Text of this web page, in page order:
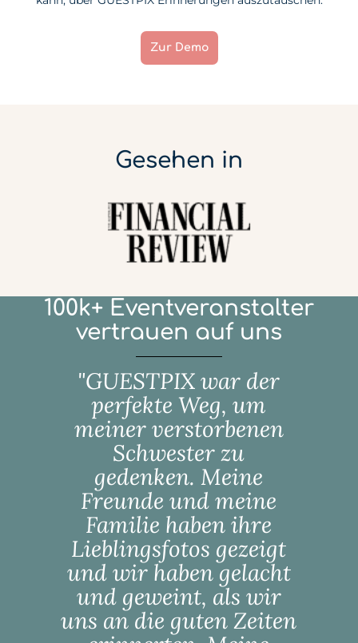
Zur Demo
Gesehen in
100k+ Eventveranstalter
vertrauen auf uns
"GUESTPIX war der
perfekte Weg, um
meiner verstorbenen
Schwester zu
gedenken. Meine
Freunde und meine
Familie haben ihre
Lieblingsfotos gezeigt
und wir haben gelacht
und geweint, als wir
uns an die guten Zeiten